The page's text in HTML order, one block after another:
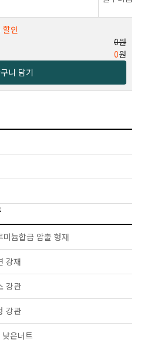
인
0원
0원
니 담기
늄합금 압출 형재
강재
강관
강관
은너트